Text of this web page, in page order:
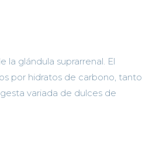
glándula suprarrenal. El
por hidratos de carbono, tanto
variada de dulces de